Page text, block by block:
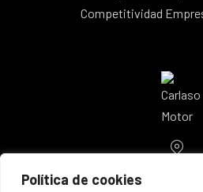
Política de cookies
Competitividad
03503